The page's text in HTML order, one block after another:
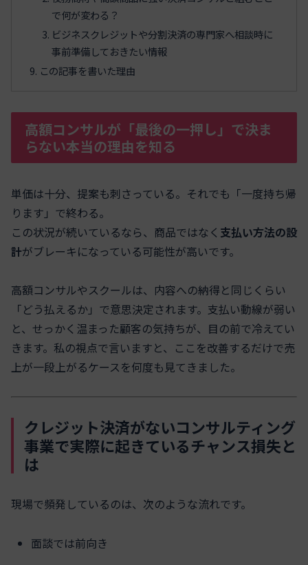
で何が変わる？
ビジネスクレジットや分割決済の専門家へ相談時に
事前準備しておきたい情報
この記事を書いた理由
高額コンサルが「最後の一押し」で決ま
らない本当の理由を知る
単価は十分、提案も刺さっている。それでも「一度持ち帰
ります」で終わる。
この状況が続いているなら、商品ではなく 支払い方法の設
計がブレーキになっている可能性が高いです。
高額コンサルやスクールは、内容への納得と同じくらい
「どう払えるか」で意思決定されます。支払い動線が弱い
と、せっかく温まった顧客の気持ちが、目の前で冷えてい
きます。私の視点で言いますと、ここを改善するだけで売
上が一段上がるケースを何度も見てきました。
クレジット決済がないコンサルティング
事業で実際に起きているチャンス損失と
は
現場で頻発しているのは、次のような流れです。
面談では前向き